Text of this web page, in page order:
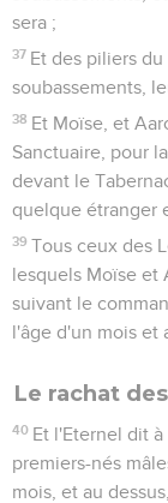
sera ;
37 Et des piliers
soubassements,
38 Et Moïse, et
Sanctuaire, pour
devant le
quelque étranger
39 Tous ceux des
lesquels Moïse et
suivant le
l'âge d'un mois et
Le rachat
40 Et l'Eternel dit
premiers-nés
mois, et au